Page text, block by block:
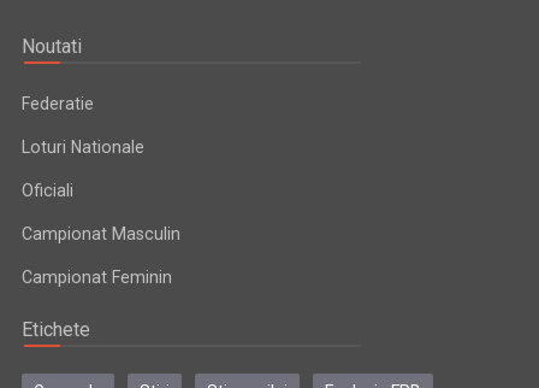
Noutati
Federatie
Loturi Nationale
Oficiali
Campionat Masculin
Campionat Feminin
Etichete